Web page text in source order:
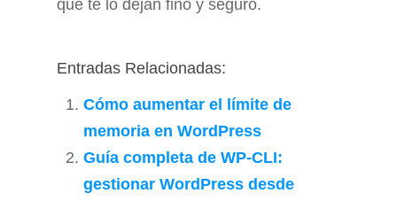
que te lo dejan fino y seguro.
Entradas Relacionadas:
Cómo aumentar el límite de
memoria en WordPress
Guía completa de WP-CLI:
gestionar WordPress desde